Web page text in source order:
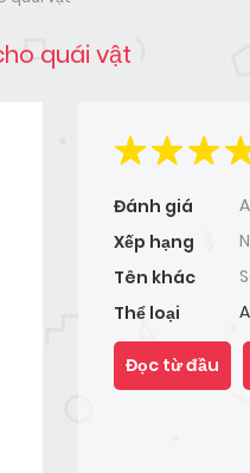
quái vật
Đánh giá
Xếp hạng
Tên khác
Thể loại
Đọc từ đầu